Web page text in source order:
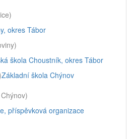
okres Tábor
škola Choustník, okres Tábor
Základní škola Chýnov
příspěvková organizace